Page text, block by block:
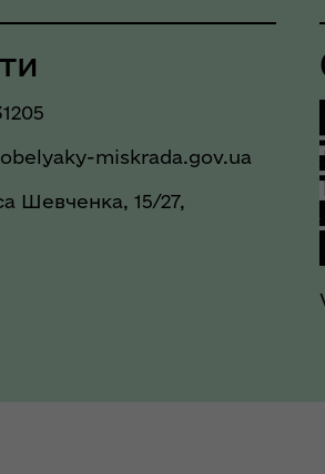
miskrada.gov.ua
Шевченка, 15/27,